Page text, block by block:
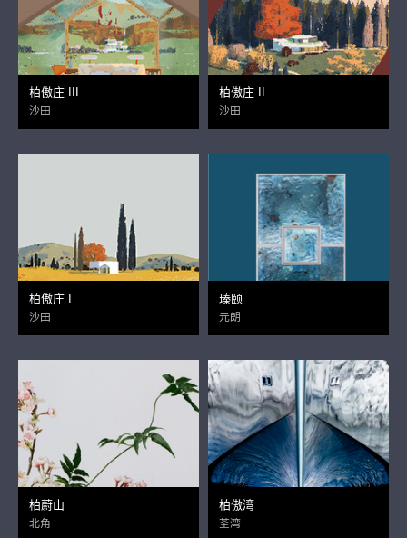
柏傲庄 III
沙田
柏傲庄 II
沙田
柏傲庄 I
沙田
瑧颐
元朗
柏蔚山
北角
柏傲湾
荃湾